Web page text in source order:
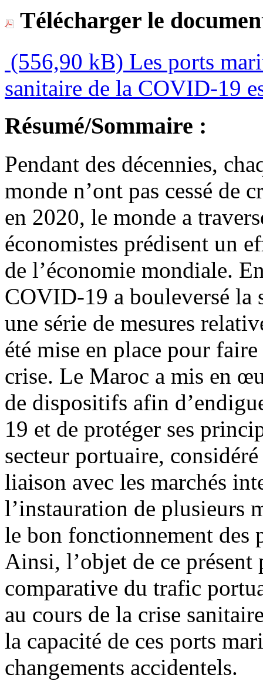
Télécharger le
(556,90 kB) Les ports
sanitaire de la COVID-19
Résumé/Sommaire :
Pendant des décennies,
monde n’ont pas cessé de
en 2020, le monde a
économistes prédisent un
de l’économie mondiale.
COVID-19 a bouleversé la
une série de mesures
été mise en place pour
crise. Le Maroc a mis en
de dispositifs afin
19 et de protéger ses
secteur portuaire,
liaison avec les marchés
l’instauration de plusieurs
le bon fonctionnement des
Ainsi, l’objet de ce présent
comparative du trafic
au cours de la crise
la capacité de ces ports
changements accidentels.